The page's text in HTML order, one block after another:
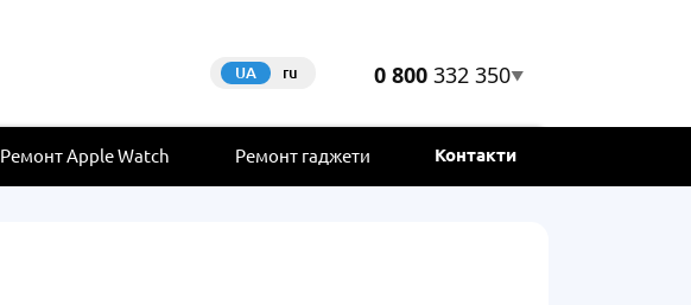
UA ru 0 800 332 350▼
Ремонт Apple Watch Ремонт гаджети Контакти